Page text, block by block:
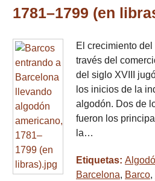
1781–1799 (en
El crecimiento
través del
del siglo XVIII
los inicios de la
algodón. Dos de
fueron los
la…
Etiquetas:
Barcelona, Barco,